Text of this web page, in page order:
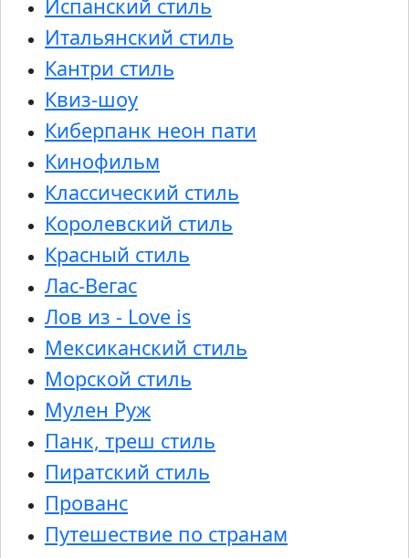
Испанский стиль
Итальянский стиль
Кантри стиль
Квиз-шоу
Киберпанк неон пати
Кинофильм
Классический стиль
Королевский стиль
Красный стиль
Лас-Вегас
Лов из - Love is
Мексиканский стиль
Морской стиль
Мулен Руж
Панк, треш стиль
Пиратский стиль
Прованс
Путешествие по странам